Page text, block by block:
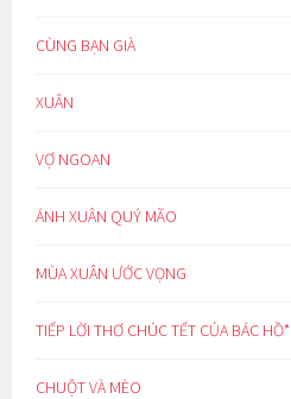
CÙNG BẠN GIÀ
XUÂN
VỢ NGOAN
ÁNH XUÂN QUÝ MÃO
MÙA XUÂN ƯỚC VỌNG
TIẾP LỜI THƠ CHÚC TẾT CỦA BÁC HỒ*
CHUỘT VÀ MÈO